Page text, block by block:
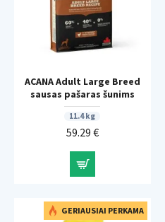
ACANA Adult Large Breed
sausas pašaras šunims
11.4 kg
59.29 €
GERIAUSIAI PERKAMA